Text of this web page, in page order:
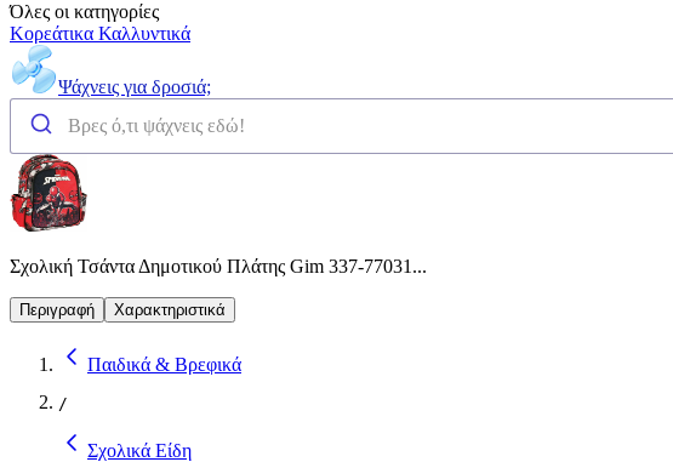
Όλες οι κατηγορίες
Κορεάτικα Καλλυντικά
Ψάχνεις για δροσιά;
Σχολική Τσάντα Δημοτικού Πλάτης Gim 337-77031...
Περιγραφή Χαρακτηριστικά
Παιδικά & Βρεφικά
/
Σχολικά Είδη